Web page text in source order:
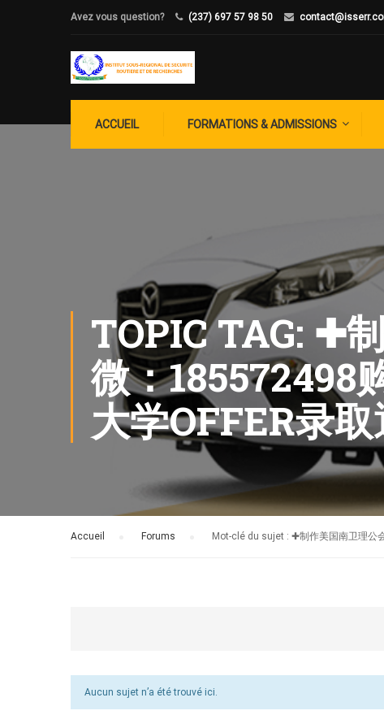
Avez vous question? (237) 697 57 98 50
ACCUEIL FORMATIONS & ADMISSIONS
TOPIC TAG: ✚
微：185572498
大学OFFER录
Accueil Forums Mot-clé du sujet : ✚制作美国南卫理公
Aucun sujet n’a été trouvé ici.